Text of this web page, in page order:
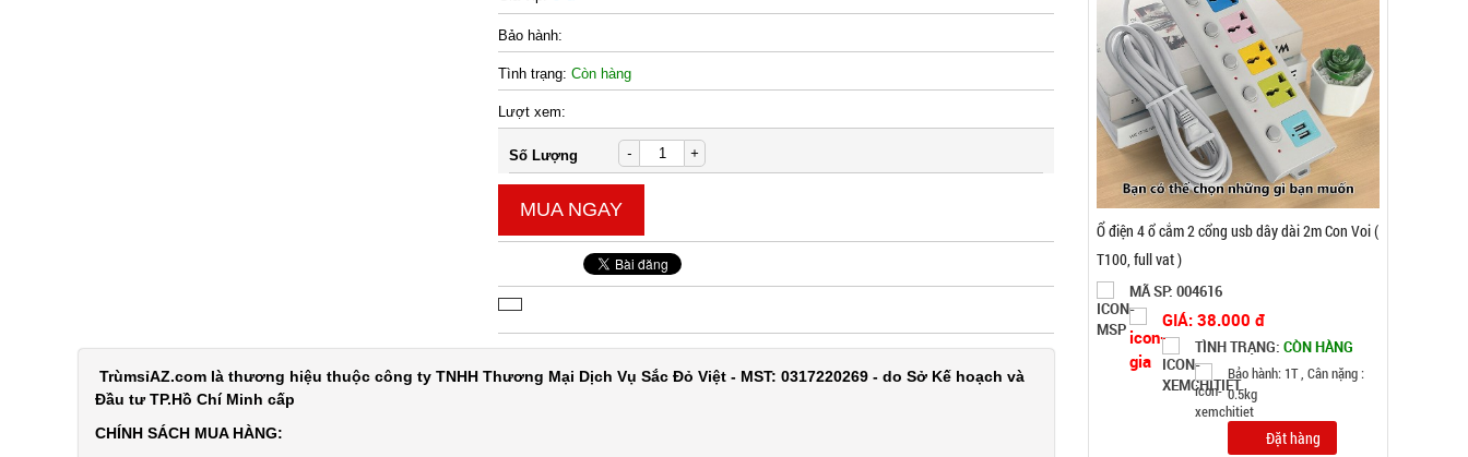
Bảo hành:
Tình trạng:Còn hàng
Lượt xem:
Số Lượng - +
MUA NGAY
TrùmsỉAZ.com là thương hiệu thuộc công ty TNHH Thương Mại Dịch Vụ Sắc Đỏ Việt - MST: 0317220269 - do Sở Kế hoạch và
Đầu tư TP.Hồ Chí Minh cấp
CHÍNH SÁCH MUA HÀNG:
Đặt hàng
Chuông báo động chống trộm cửa